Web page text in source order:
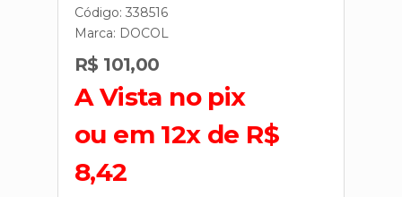
Código: 338516
Marca: DOCOL
R$ 101,00
A Vista no pix
ou em 12x de R$
8,42